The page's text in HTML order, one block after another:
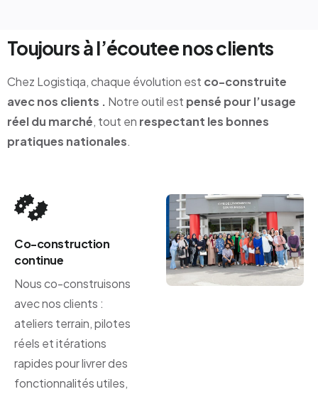
Toujours àl’écoutee nos clients
Chez Logistiqa, chaque évolution est co-construite
avec nos clients . Notre outil est pensé pour l’usage
réel du marché, tout en respectant les bonnes
pratiques nationales.
Co-construction
continue
Nous co-construisons
avec nos clients :
ateliers terrain, pilotes
réels et itérations
rapides pour livrer des
fonctionnalités utiles,